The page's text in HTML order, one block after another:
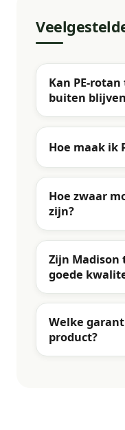
Kan PE-
buiten
Hoe maak ik
Hoe zwaar
zijn?
Zijn Madison
goede
Welke
product?